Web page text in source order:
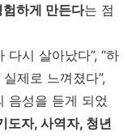
하게 만든다는 점
다시 살아났다”, “하
제로 느껴졌다”,
음성을 듣게 되었
도자, 사역자, 청년